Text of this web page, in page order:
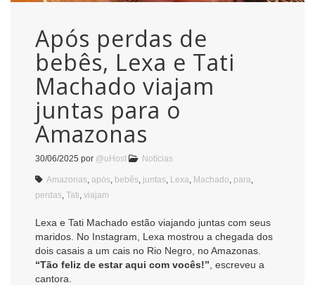
Após perdas de
bebês, Lexa e Tati
Machado viajam
juntas para o
Amazonas
30/06/2025 por @uHost Notícias
Amazonas após bebês juntas Lexa Machado para
perdas Tati viajam
Lexa e Tati Machado estão viajando juntas com seus
maridos. No Instagram, Lexa mostrou a chegada dos
dois casais a um cais no Rio Negro, no Amazonas.
“Tão feliz de estar aqui com vocês!” , escreveu a
cantora.